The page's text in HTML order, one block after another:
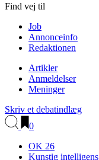
Find vej til
Job
Annonceinfo
Redaktionen
Artikler
Anmeldelser
Meninger
Skriv et debatindlæg
0
OK 26
Kunstig intelligens